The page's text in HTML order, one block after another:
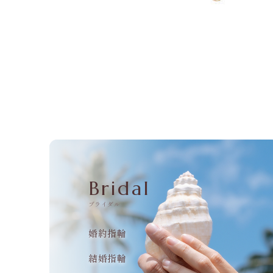
Bridal
ブライダル
婚約指輪
結婚指輪